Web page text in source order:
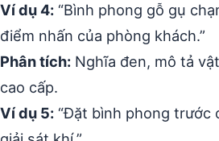
Ví dụ 4: “Bình phong gỗ gụ
điểm nhấn của phòng khách.”
Phân tích: Nghĩa đen, mô tả
cao cấp.
Ví dụ 5: “Đặt bình phong trước